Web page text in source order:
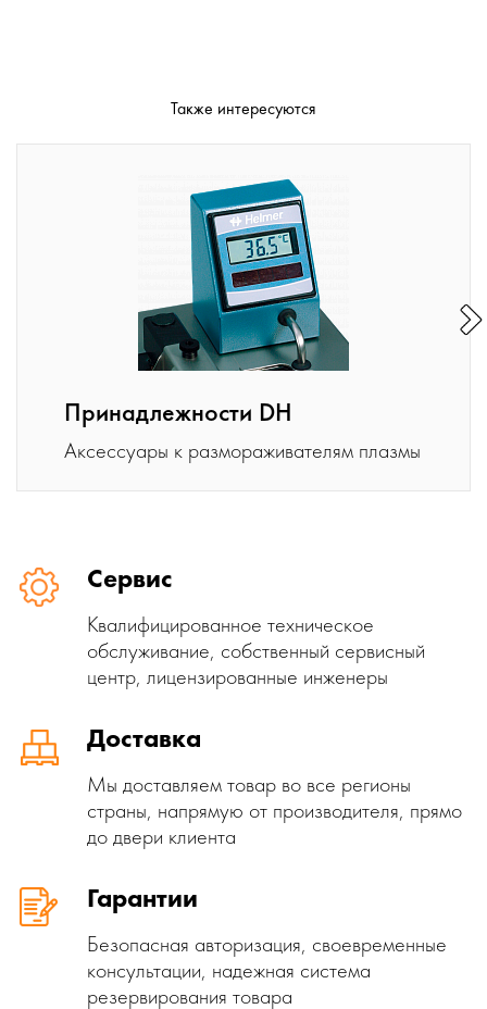
Также интересуются
Принадлежности DH
Аксессуары к размораживателям плазмы
Сервис
Квалифицированное техническое
обслуживание, собственный сервисный
центр, лицензированные инженеры
Доставка
Мы доставляем товар во все регионы
страны, напрямую от производителя, прямо
до двери клиента
Гарантии
Безопасная авторизация, своевременные
консультации, надежная система
резервирования товара